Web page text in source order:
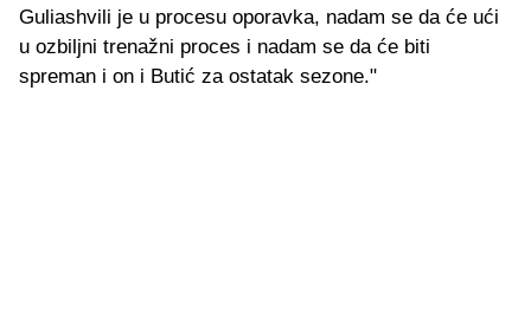
Guliashvili je u procesu oporavka, nadam se da će ući
u ozbiljni trenažni proces i nadam se da će biti
spreman i on i Butić za ostatak sezone."